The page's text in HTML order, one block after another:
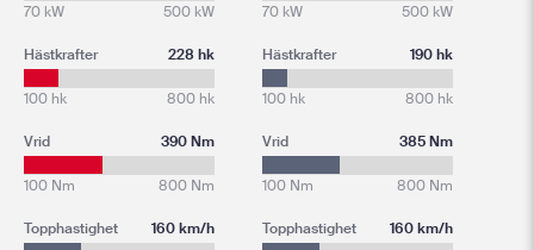
70 kW 500 kW
Hästkrafter 228 hk
100 hk 800 hk
Vrid 390 Nm
100 Nm 800 Nm
Topphastighet 160 km/h
70 kW 500 kW
Hästkrafter 190 hk
100 hk 800 hk
Vrid 385 Nm
100 Nm 800 Nm
Topphastighet 160 km/h